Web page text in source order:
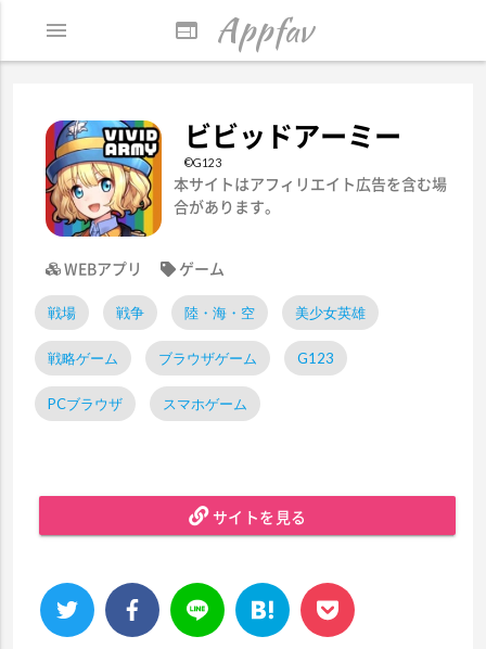
web Appfav
menu
ビビッドアーミー
©G123
WEBアプリ ゲーム
戦場 戦争 陸・海・空 美少女英雄
戦略ゲーム ブラウザゲーム G123
PCブラウザ スマホゲーム
本サイトはアフィリエイト広告を含む場
合があります。
サイトを見る